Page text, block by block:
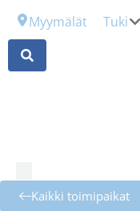
Myymälät Tuki
Kaikki toimipaikat